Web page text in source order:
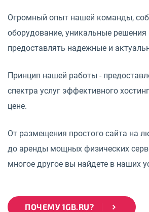
Огромный опыт нашей команды,
оборудование, уникальные
предоставлять надежные и
Принцип нашей работы -
спектра услуг эффективного
цене.
От размещения простого сайта на
до аренды мощных физических
многое другое вы найдете в наших
ПОЧЕМУ 1GB.RU?